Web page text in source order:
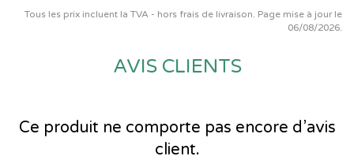
Tous les prix incluent la TVA - hors frais de livraison. Page mise à jour le
06/08/2026.
AVIS CLIENTS
Ce produit ne comporte pas encore d’avis
client.